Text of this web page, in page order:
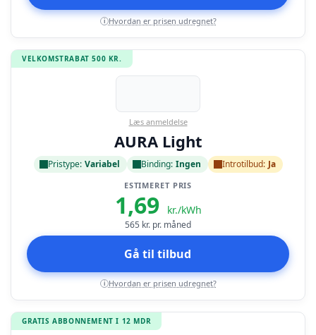
i Hvordan er prisen udregnet?
VELKOMSTRABAT 500 KR.
Læs anmeldelse
AURA Light
Pristype: Variabel Binding: Ingen Introtilbud: Ja
ESTIMERET PRIS
1,69 kr./kWh
565 kr. pr. måned
Gå til tilbud
i Hvordan er prisen udregnet?
GRATIS ABBONNEMENT I 12 MDR